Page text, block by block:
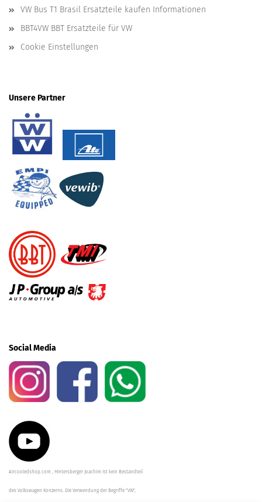
VW Bus T1 Brasil Ersatzteile kaufen Informationen
BBT4VW BBT Ersatzteile für VW
Cookie Einstellungen
Unsere Partner
Social Media
Aircooledshop.com , Hintersberger Joachim ist kein Bestandteil
des Volkswagen Konzerns. Die Verwendung der Begriffe "VW",